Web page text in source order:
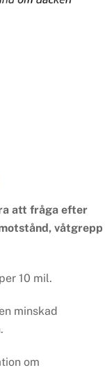
att fråga efter
våtgrepp
10 mil.
minskad
om